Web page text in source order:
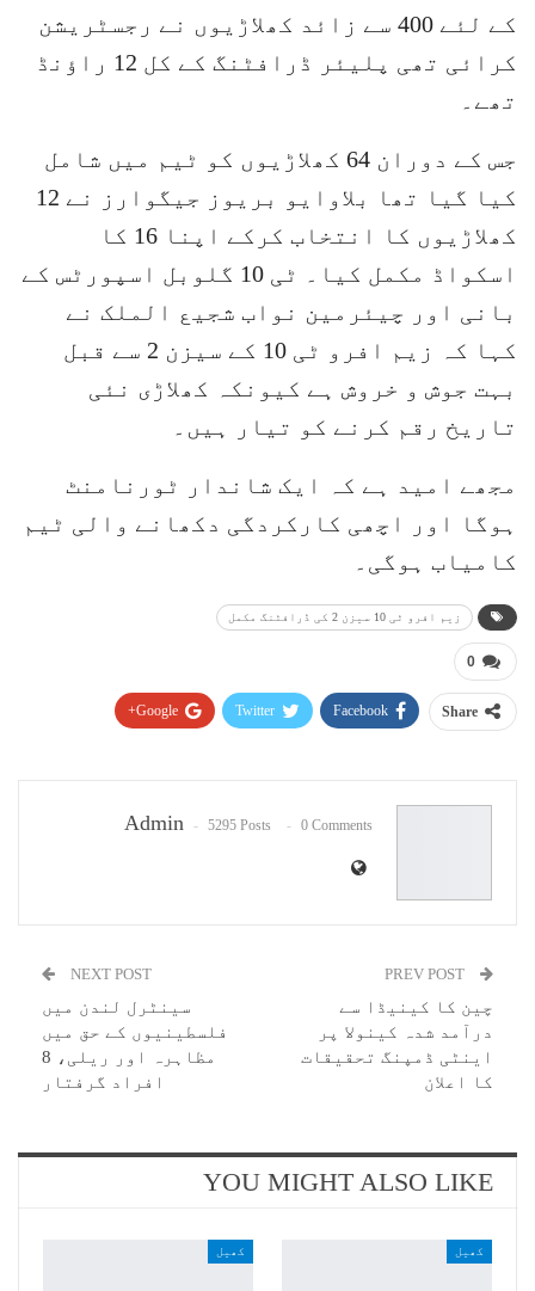
کے لئے 400 سے زائد کھلاڑیوں نے رجسٹریشن
کرائی تھی پلیئر ڈرافٹنگ کے کل 12 راؤنڈ
تھے۔
جس کے دوران 64 کھلاڑیوں کو ٹیم میں شامل
کیا گیا تھا بلاوایو بریوز جیگوارز نے 12
کھلاڑیوں کا انتخاب کرکے اپنا 16 کا
اسکواڈ مکمل کیا۔ ٹی 10 گلوبل اسپورٹس کے
بانی اور چیئرمین نواب شجیع الملک نے
کہا کہ زیم افرو ٹی 10 کے سیزن 2 سے قبل
بہت جوش و خروش ہے کیونکہ کھلاڑی نئی
تاریخ رقم کرنے کو تیار ہیں۔
مجھے امید ہے کہ ایک شاندار ٹورنامنٹ
ہوگا اور اچھی کارکردگی دکھانے والی ٹیم
کامیاب ہوگی۔
زیم افرو ٹی 10 سیزن 2 کی ڈرافٹنگ مکمل
0
Share
Facebook
Twitter
Google+
Admin 5295 Posts 0 Comments
چین کا کینیڈا سے
درآمد شدہ کینولا پر
اینٹی ڈمپنگ تحقیقات
کا اعلان
NEXT POST
سینٹرل لندن میں
فلسطینیوں کے حق میں
مظاہرہ اور ریلی، 8
افراد گرفتار
YOU MIGHT ALSO LIKE
کھیل کھیل